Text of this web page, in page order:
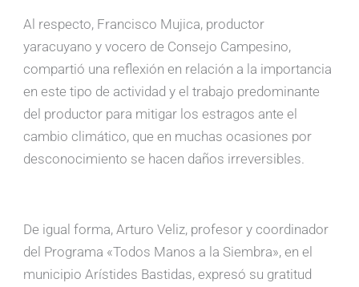
Al respecto, Francisco Mujica, productor
yaracuyano y vocero de Consejo Campesino,
compartió una reflexión en relación a la importancia
en este tipo de actividad y el trabajo predominante
del productor para mitigar los estragos ante el
cambio climático, que en muchas ocasiones por
desconocimiento se hacen daños irreversibles.
De igual forma, Arturo Veliz, profesor y coordinador
del Programa «Todos Manos a la Siembra», en el
municipio Arístides Bastidas, expresó su gratitud